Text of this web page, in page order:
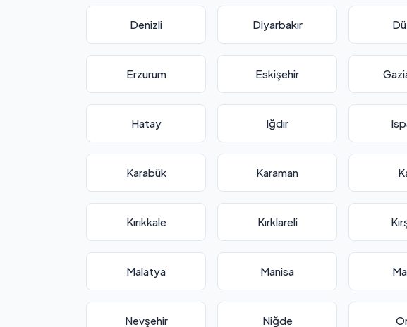
Denizli Diyarbakır
Erzurum Eskişehir
Hatay Iğdır
Karabük Karaman
Kırıkkale Kırklareli
Malatya Manisa
Nevşehir Niğde